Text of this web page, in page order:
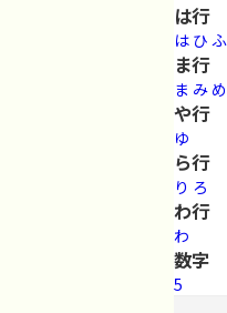
は行
は ひ ふ
ま行
ま み め
や行
ゆ
ら行
り ろ
わ行
わ
数字
5